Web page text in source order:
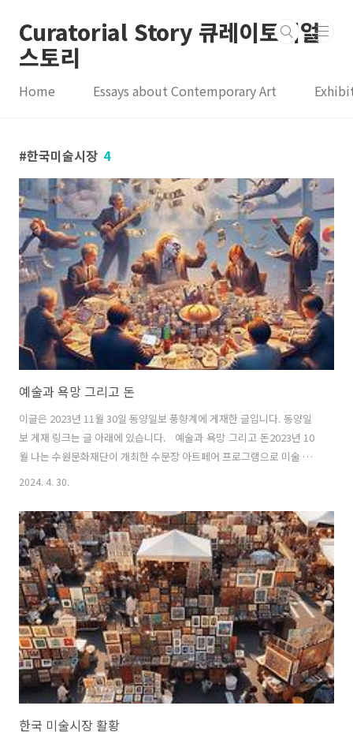
Curatorial Story 큐레이토리얼
스토리
Home Essays about Contemporary Art
한국미술시장 4
예술과 욕망 그리고 돈
이글은 2023년 11월 30일 동양일보 풍향계에 게재한 글입니다. 동양일
보 게재 링크는 글 아래에 있습니다. 예술과 욕망 그리고 돈2023년 10
월 나는 수원문화재단이 개최한 수문장 아트페어 프로그램으로 미술 시
장의 역사에 대해 강의했다. 시장 보다는 시장의 역사에 대해 이야기 했
기성품이라는 것에서 기인한다는 것. 그리고 현대미술은 자본주의를 전
제로 제작된다는 이야기를 하고 싶었다. 예술가의 일생이 신화가 되고 그
신화는 결국 시장의 평가로 치환된다. 한국 경제 상황은 아주 빠르게 변
화해왔다. 이제는 세계 10대 경제 대국이 되었고 자본주의가 고도화 되
어 K-Pop이나 K-Drama, 영화 등은 세계를 주도하고 있다. 한국 현..
2024. 4. 30.
한국 미술시장 활황